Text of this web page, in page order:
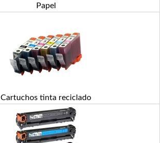
Papel
Cartuchos tinta reciclado